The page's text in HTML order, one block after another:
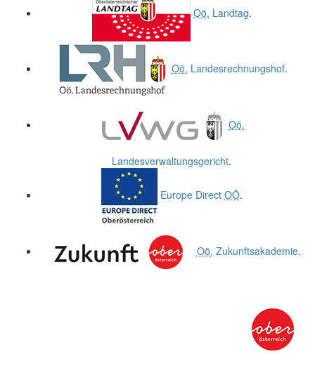
Oö. Landtag.
Oö. Landesrechnungshof.
Oö.
Landesverwaltungsgericht.
Europe Direct OÖ.
Oö. Zukunftsakademie.